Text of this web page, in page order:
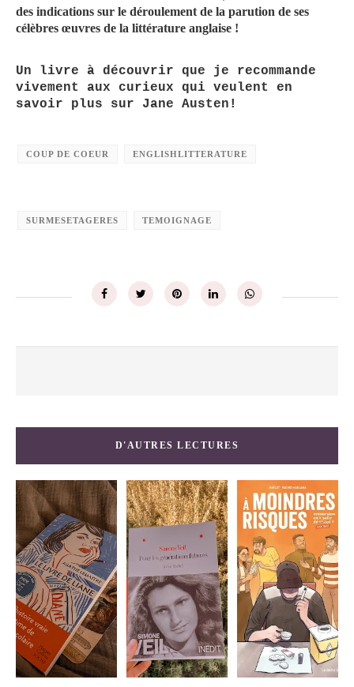
des indications sur le déroulement de la parution de ses
célèbres œuvres de la littérature anglaise !
Un livre à découvrir que je recommande
vivement aux curieux qui veulent en
savoir plus sur Jane Austen!
COUP DE COEUR ENGLISHLITTERATURE
SURMESETAGERES TEMOIGNAGE
D'AUTRES LECTURES